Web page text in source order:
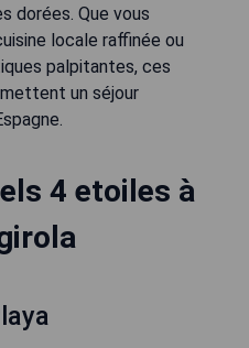
dorées. Que vous
locale raffinée ou
palpitantes, ces
un séjour
4 etoiles à